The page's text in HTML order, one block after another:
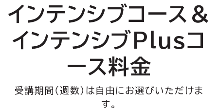
インテンシブコース＆
インテンシブPlusコ
ース料金
受講期間（週数）は自由にお選びいただけま
す。